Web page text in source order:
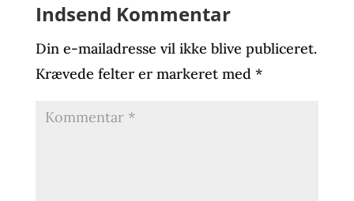
Indsend Kommentar
Din e-mailadresse vil ikke blive publiceret.
Krævede felter er markeret med *